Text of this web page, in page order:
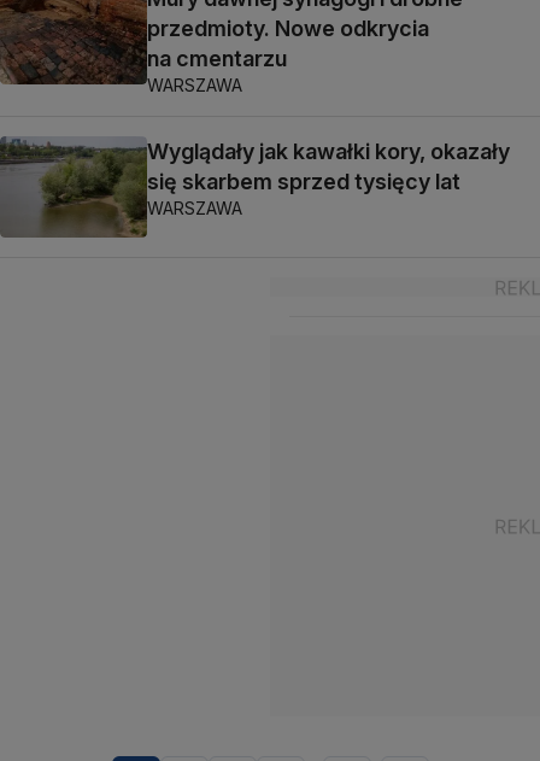
przedmioty. Nowe odkrycia
na cmentarzu
WARSZAWA
Wyglądały jak kawałki kory, okazały
się skarbem sprzed tysięcy lat
WARSZAWA